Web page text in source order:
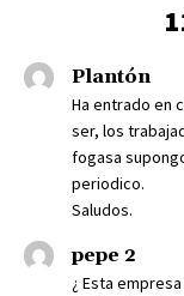
Plantón
Ha entrado en
ser, los
fogasa
periodico.
Saludos.
pepe 2
¿ Esta